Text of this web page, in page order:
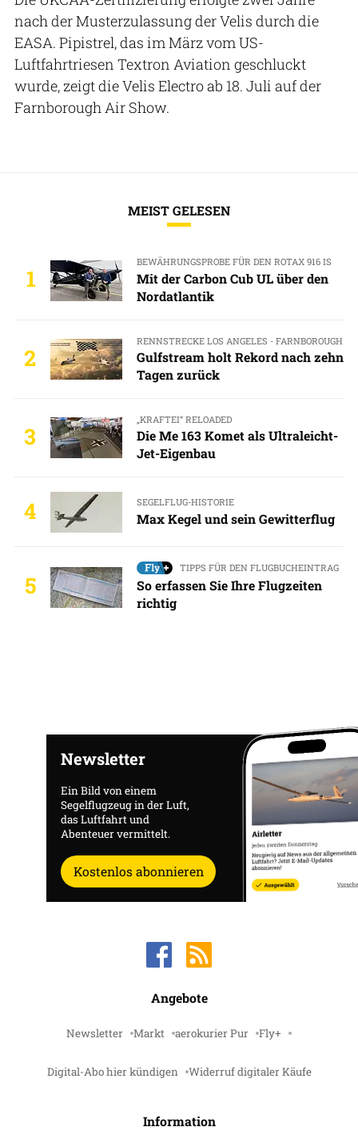
nach der Musterzulassung der Velis durch die
EASA. Pipistrel, das im März vom US-
Luftfahrtriesen Textron Aviation geschluckt
wurde, zeigt die Velis Electro ab 18. Juli auf der
Farnborough Air Show.
MEIST GELESEN
1
BEWÄHRUNGSPROBE FÜR DEN ROTAX 916 IS
Mit der Carbon Cub UL über den
Nordatlantik
2
RENNSTRECKE LOS ANGELES - FARNBOROUGH
Gulfstream holt Rekord nach zehn
Tagen zurück
3
„KRAFTEI“ RELOADED
Die Me 163 Komet als Ultraleicht-
Jet-Eigenbau
4 SEGELFLUG-HISTORIE
Max Kegel und sein Gewitterflug
5
TIPPS FÜR DEN FLUGBUCHEINTRAG
So erfassen Sie Ihre Flugzeiten
richtig
Newsletter
Ein Bild von einem
Segelflugzeug in der Luft,
das Luftfahrt und
Abenteuer vermittelt.
Kostenlos abonnieren
Angebote
Newsletter Markt aerokurier Pur Fly+
Digital-Abo hier kündigen Widerruf digitaler Käufe
Information